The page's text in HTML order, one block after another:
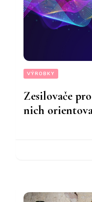
VÝROBKY
Zesilovače
nich